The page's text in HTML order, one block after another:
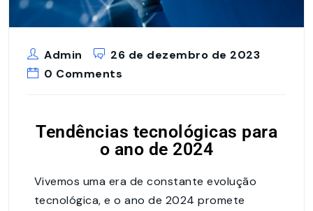
Admin
26 de dezembro de 2023
0 Comments
Tendências tecnológicas para
o ano de 2024
Vivemos uma era de constante evolução
tecnológica, e o ano de 2024 promete